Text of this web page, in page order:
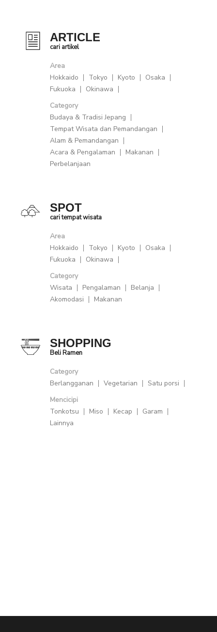
ARTICLE
cari artikel
Area
Hokkaido
Tokyo Kyoto
Osaka
Fukuoka
Okinawa
Category
Budaya & Tradisi Jepang
Tempat Wisata dan Pemandangan
Alam & Pemandangan
Acara & Pengalaman
Makanan
Perbelanjaan
SPOT
cari tempat wisata
Area
Hokkaido
Tokyo Kyoto
Osaka
Fukuoka
Okinawa
Category
Wisata
Pengalaman
Belanja
Akomodasi
Makanan
SHOPPING
Beli Ramen
Category
Berlangganan
Vegetarian
Satu porsi
Mencicipi
Tonkotsu
Miso Kecap
Garam
Lainnya